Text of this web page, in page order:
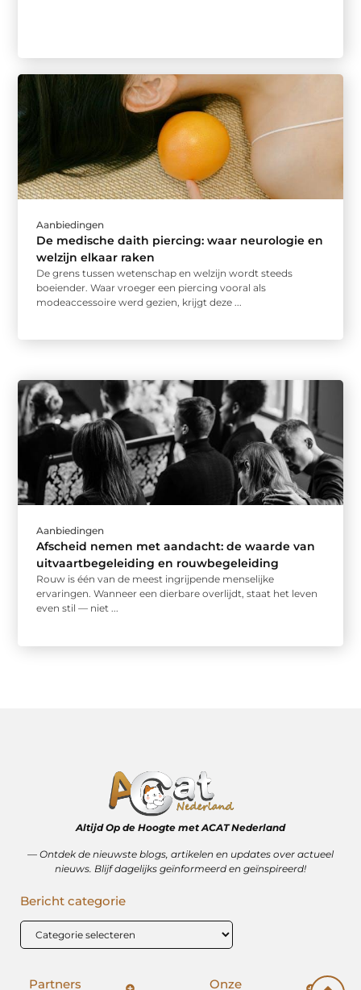
Aanbiedingen
De medische daith piercing: waar neurologie en
welzijn elkaar raken
De grens tussen wetenschap en welzijn wordt steeds
boeiender. Waar vroeger een piercing vooral als
modeaccessoire werd gezien, krijgt deze ...
Aanbiedingen
Afscheid nemen met aandacht: de waarde van
uitvaartbegeleiding en rouwbegeleiding
Rouw is één van de meest ingrijpende menselijke
ervaringen. Wanneer een dierbare overlijdt, staat het leven
even stil — niet ...
Altijd Op de Hoogte met ACAT Nederland
–– Ontdek de nieuwste blogs, artikelen en updates over actueel
nieuws. Blijf dagelijks geïnformeerd en geïnspireerd!
Bericht categorie
Partners Onze